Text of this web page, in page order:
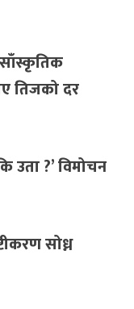
तिजको दर
उता ?’ विमोचन
सोध्न